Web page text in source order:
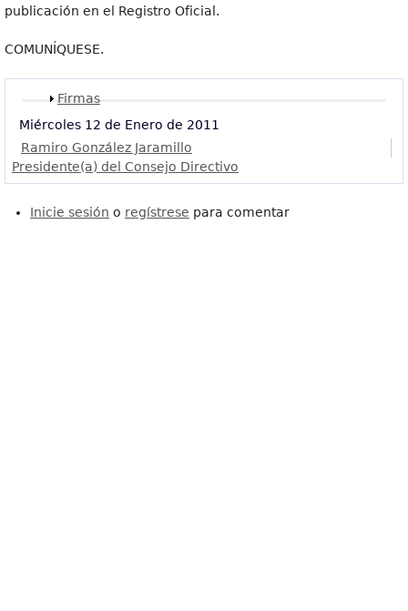
publicación en el Registro Oficial.
COMUNÍQUESE.
Mostrar
Firmas
Miércoles 12 de Enero de 2011
Ramiro González Jaramillo
Presidente(a) del Consejo Directivo
Inicie sesión o regístrese para comentar